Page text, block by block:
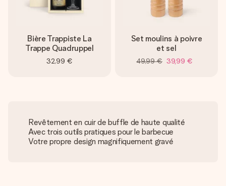
Bière Trappiste La
Trappe Quadruppel
32,99 €
Set moulins à poivre
et sel
49,99 € 39,99 €
Revêtement en cuir de buffle de haute qualité
Avec trois outils pratiques pour le barbecue
Votre propre design magnifiquement gravé